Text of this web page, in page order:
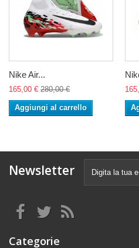
Nike Air...
165,00 € 280,00 €
Aggiungi al carrello
Newsletter
Categorie